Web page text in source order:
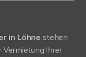
in Löhne stehen
Ihrer